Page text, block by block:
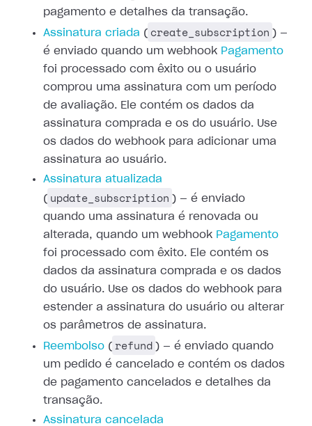
pagamento e detalhes da transação.
Assinatura criada ( create_subscription ) —
é enviado quando um webhook Pagamento
foi processado com êxito ou o usuário
comprou uma assinatura com um período
de avaliação. Ele contém os dados da
assinatura comprada e os do usuário. Use
os dados do webhook para adicionar uma
assinatura ao usuário.
Assinatura atualizada
( update_subscription ) — é enviado
quando uma assinatura é renovada ou
alterada, quando um webhook Pagamento
foi processado com êxito. Ele contém os
dados da assinatura comprada e os dados
do usuário. Use os dados do webhook para
estender a assinatura do usuário ou alterar
os parâmetros de assinatura.
Reembolso ( refund ) — é enviado quando
um pedido é cancelado e contém os dados
de pagamento cancelados e detalhes da
transação.
Assinatura cancelada